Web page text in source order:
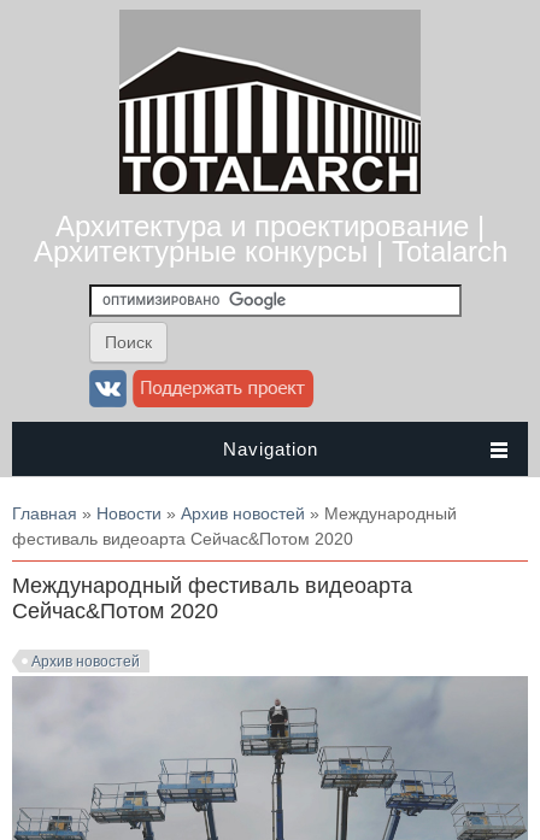
Архитектура и проектирование |
Архитектурные конкурсы | Totalarch
Navigation
Вы здесь
Главная » Новости » Архив новостей » Международный
фестиваль видеоарта Сейчас&Потом 2020
Международный фестиваль видеоарта
Сейчас&Потом 2020
Архив новостей